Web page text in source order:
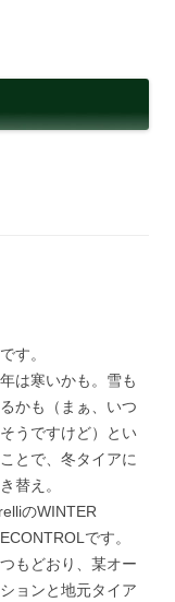
す。
は寒いかも。雪も
かも（まぁ、いつ
うですけど）とい
とで、冬タイアに
替え。
のWINTER
です。
もどおり、某オー
ョンと地元タイア